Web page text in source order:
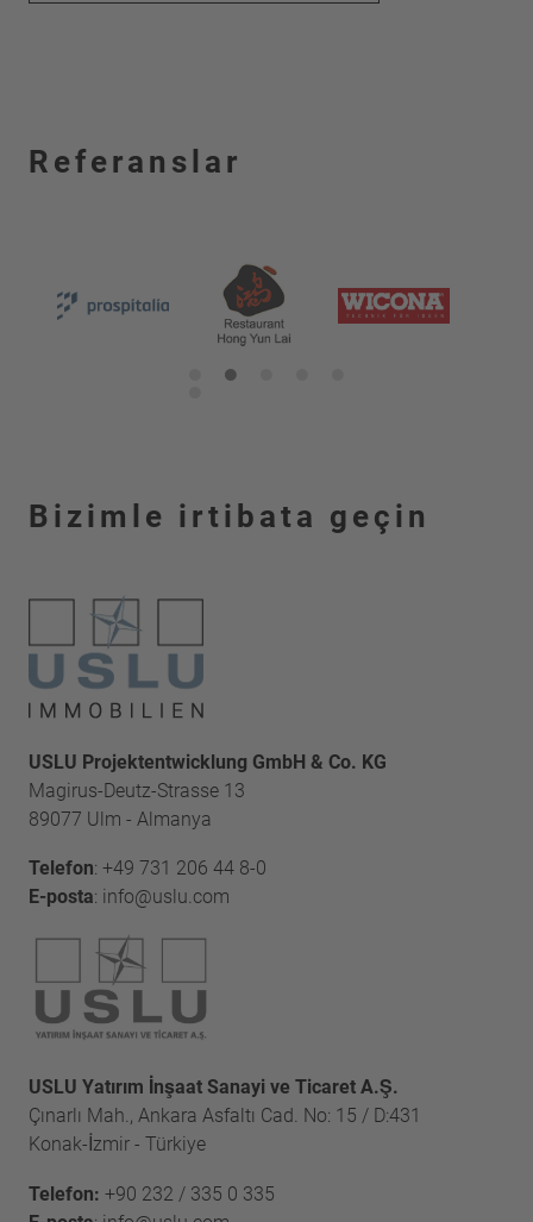
Referanslar
2
Bizimle irtibata geçin
USLU Projektentwicklung GmbH & Co. KG
Magirus-Deutz-Strasse 13
89077 Ulm - Almanya
Telefon: +49 731 206 44 8-0
E-posta: info@uslu.com
USLU Yatırım İnşaat Sanayi ve Ticaret A.Ş.
Çınarlı Mah., Ankara Asfaltı Cad. No: 15 / D:431
Konak-İzmir - Türkiye
Telefon: +90 232 / 335 0 335